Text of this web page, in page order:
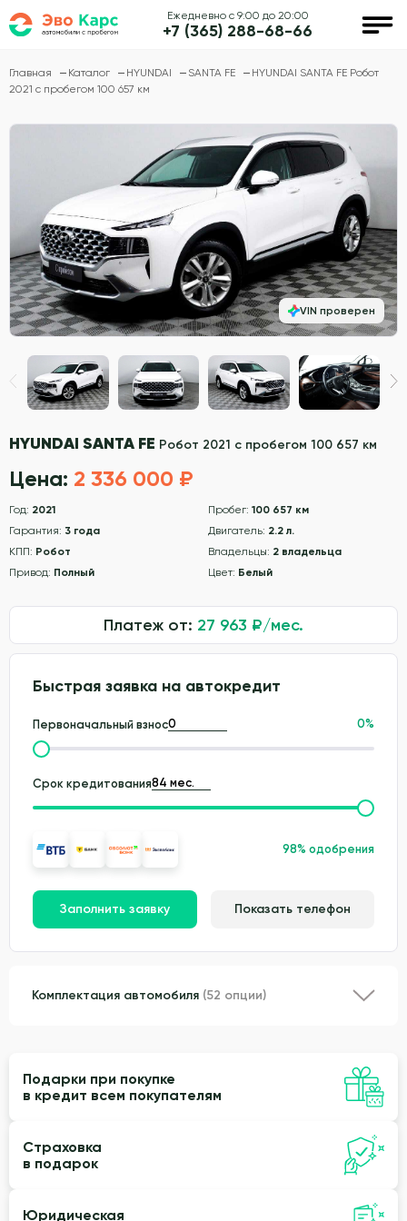
Ежедневно с 9:00 до 20:00
+7 (365) 288-68-66
Главная Каталог HYUNDAI SANTA FE
HYUNDAI SANTA FE Робот
2021 с пробегом 100 657 км
HYUNDAI SANTA FE Робот 2021 с пробегом 100 657 км
Цена: 2 336 000 ₽
Год: 2021 Пробег: 100 657 км
Гарантия: 3 года Двигатель: 2.2 л.
КПП: Робот Владельцы: 2 владельца
Привод: Полный Цвет: Белый
Платеж от: 27 963 ₽/мес.
Быстрая заявка на автокредит
Первоначальный взнос 0%
Срок кредитования
98% одобрения
Заполнить заявку Показать телефон
VIN проверен
Комплектация автомобиля (52 опции)
Подарки при покупке
в кредит всем покупателям
Страховка
в подарок
Юридическая